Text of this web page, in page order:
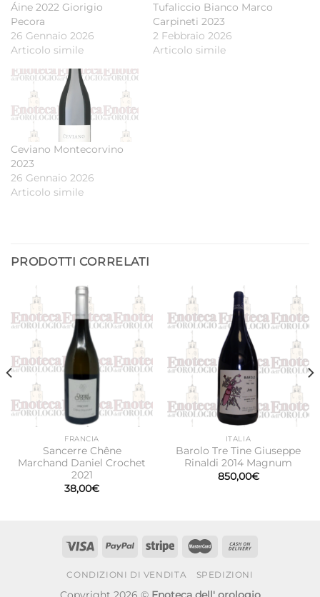
Áine 2022 Giorigio
Pecora
26 Gennaio 2026
Articolo simile
Tufaliccio Bianco Marco
Carpineti 2023
2 Febbraio 2026
Articolo simile
Ceviano Montecorvino
2023
26 Gennaio 2026
Articolo simile
PRODOTTI CORRELATI
FRANCIA
Sancerre Chêne
Marchand Daniel Crochet
2021
38,00€
ITALIA
Barolo Tre Tine Giuseppe
Rinaldi 2014 Magnum
850,00€
CONDIZIONI DI VENDITA SPEDIZIONI